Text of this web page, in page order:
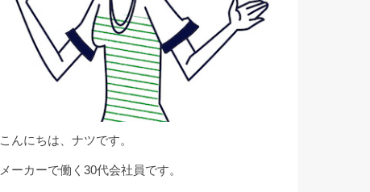
こんにちは、ナツです。
メーカーで働く30代会社員です。